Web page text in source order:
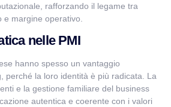
rafforzando il legame tra
margine operativo.
nelle PMI
hanno spesso un vantaggio
perché la loro identità è più radicata. La
e la gestione familiare del business
autentica e coerente con i valori